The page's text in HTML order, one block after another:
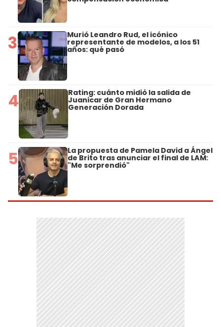
3 Murió Leandro Rud, el icónico
representante de modelos, a los 51
años: qué pasó
4 Rating: cuánto midió la salida de
Juanicar de Gran Hermano
Generación Dorada
5 La propuesta de Pamela David a Ángel
de Brito tras anunciar el final de LAM:
"Me sorprendió"